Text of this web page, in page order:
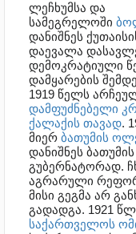
ლეჩხუმსა და
სამეგრელოში
დანიშნეს
დაევალა
დემოკრატიული
დამყარების
1919 წელს
დამფუძნებელი
ქალაქის თავად.
მიერ ბათუმის
დანიშნეს
გუბერნატორად.
აგრარული
მისი გეგმა არ
გადადგა. 1921
საქართველოს